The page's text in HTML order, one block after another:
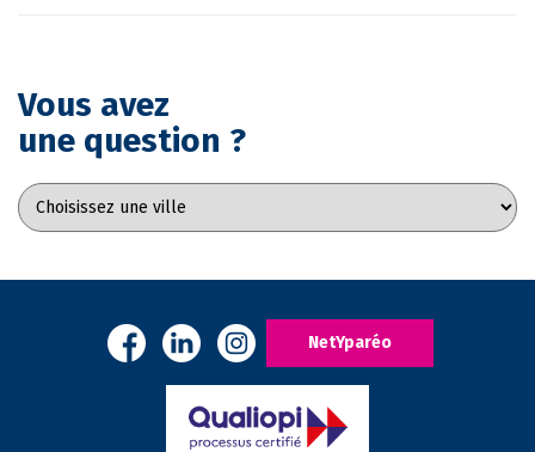
Vous avez
une question ?
NetYparéo